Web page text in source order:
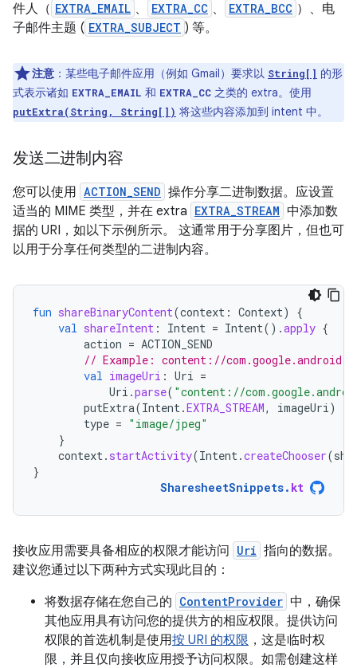
件人（ EXTRA_EMAIL 、 EXTRA_CC 、 EXTRA_BCC ）、电
子邮件主题 ( EXTRA_SUBJECT ) 等。
注意 ：某些电子邮件应用（例如 Gmail）要求以 String[] 的形
式表示诸如 EXTRA_EMAIL 和 EXTRA_CC 之类的 extra。使用
putExtra(String, String[]) 将这些内容添加到 intent 中。
发送二进制内容
您可以使用 ACTION_SEND 操作分享二进制数据。应设置
适当的 MIME 类型，并在 extra EXTRA_STREAM 中添加数
据的 URI，如以下示例所示。 这通常用于分享图片，但也可
以用于分享任何类型的二进制内容。
fun shareBinaryContent(context : Context)
{
val shareIntent : Intent = Intent().apply {
action = ACTION_SEND
// Example: content://
val imageUri : Uri =
Uri .parse( "content://
putExtra(Intent.EXTRA_STREAM, imageUri)
type = "image/jpeg"
}
context. startActivity(Intent.createChooser(
}
SharesheetSnippets. kt
接收应用需要具备相应的权限才能访问 Uri 指向的数据。
建议您通过以下两种方式实现此目的：
将数据存储在您自己的 ContentProvider 中，确保
其他应用具有访问您的提供方的相应权限。提供访问
权限的首选机制是使用按 URI 的权限 ，这是临时权
限，并且仅向接收应用授予访问权限。如需创建这样